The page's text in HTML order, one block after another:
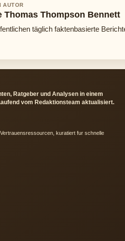
AUTOR
Thomas Thompson Bennett
täglich faktenbasierte
Ratgeber und Analysen in einem
vom Redaktionsteam aktualisiert.
kuratiert fur schnelle